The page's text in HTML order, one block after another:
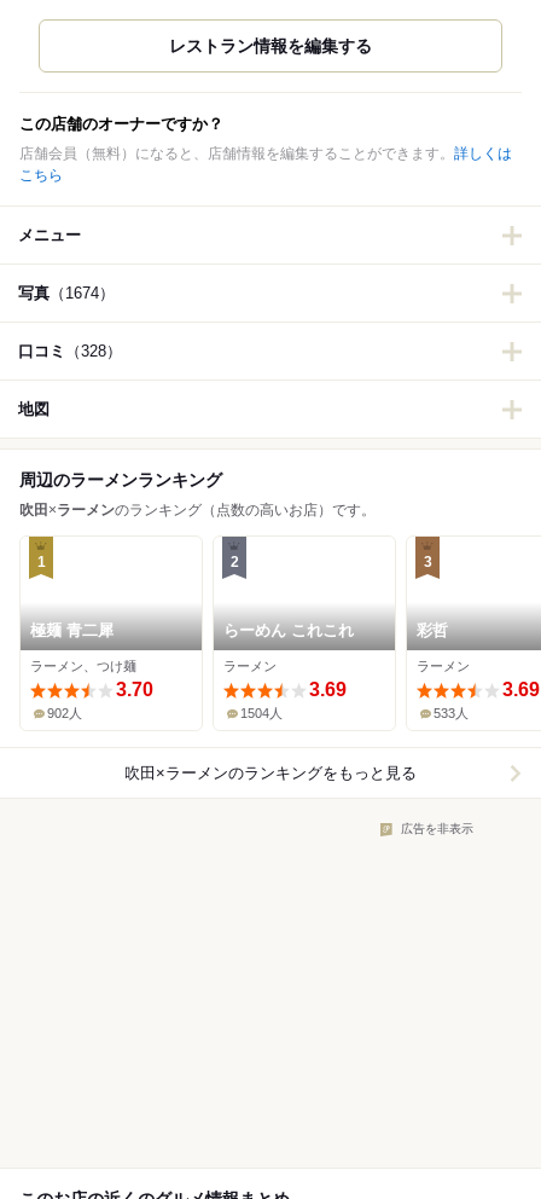
この店舗のオーナーですか？
店舗会員（無料）になると、店舗情報を編集することができます。 詳しくは
こちら
メニュー
写真 （1674）
口コミ （328）
地図
周辺のラーメンランキング
吹田 ×ラーメンのランキング（点数の高いお店）です。
1
極麺 青二犀
ラーメン、つけ麺
3.70
902人
2
らーめん これこれ
ラーメン
3.69
1504人
3
彩哲
ラーメン
3.69
533人
吹田×ラーメンのランキングをもっと見る
広告を非表示